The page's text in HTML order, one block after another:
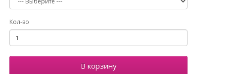
Кол-во
В корзину